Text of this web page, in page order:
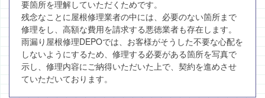
要箇所を理解していただくためです。
残念なことに屋根修理業者の中には、必要のない箇所まで
修理をし、高額な費用を請求する悪徳業者も存在します。
雨漏り屋根修理DEPOでは、お客様がそうした不要な心配を
しないようにするため、修理する必要がある箇所を写真で
示し、修理内容にご納得いただいた上で、契約を進めさせ
ていただいております。